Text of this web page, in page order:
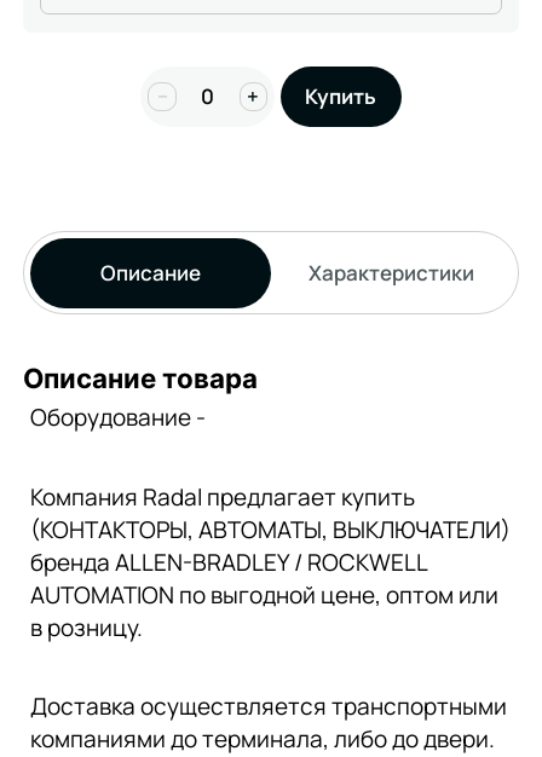
− + Купить
Описание Характеристики
Описание товара
Оборудование -
Компания Radal предлагает купить
(КОНТАКТОРЫ, АВТОМАТЫ, ВЫКЛЮЧАТЕЛИ)
бренда ALLEN-BRADLEY / ROCKWELL
AUTOMATION по выгодной цене, оптом или
в розницу.
Доставка осуществляется транспортными
компаниями до терминала, либо до двери.